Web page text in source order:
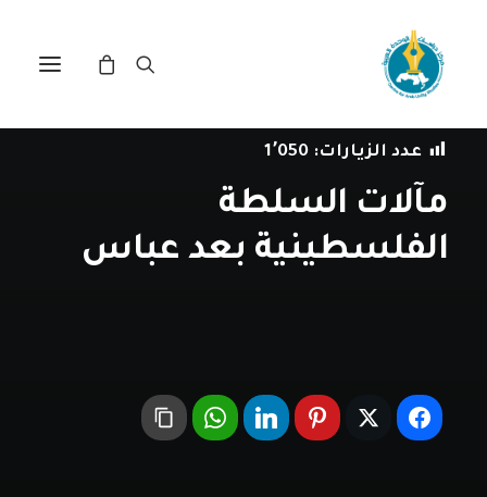
فيقراءة في الحدث
عدد الزيارات: 1٬050
مآلات السلطة
الفلسطينية بعد عباس